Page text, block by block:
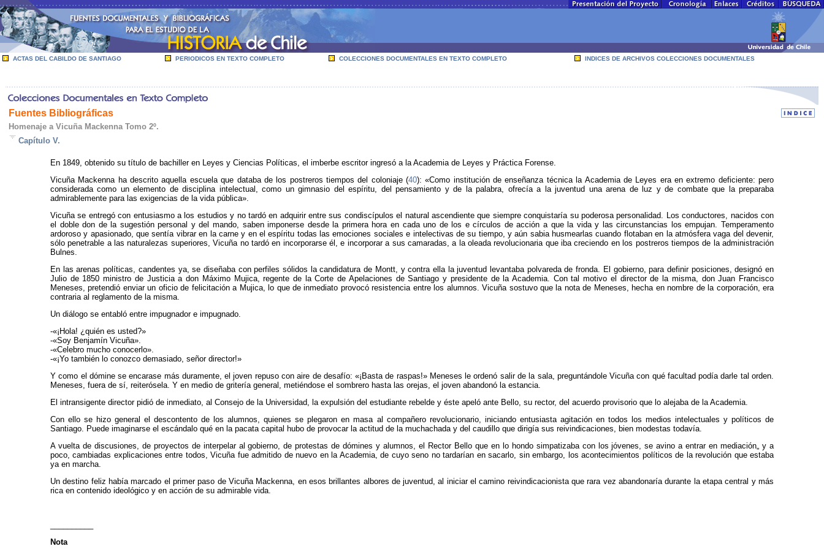
ACTAS DEL CABILDO DE SANTIAGO PERIODICOS EN TEXTO COMPLETO COLECCIONES DOCUMENTALES EN TEXTO COMPLETO INDICES DE ARCHIVOS COLECCIONES DOCUMENTALES
Fuentes Bibliográficas
Homenaje a Vicuña Mackenna Tomo 2º.
Capítulo V.
En 1849, obtenido su título de bachiller en Leyes y Ciencias Políticas, el imberbe escritor ingresó a la Academia de Leyes y Práctica Forense.
Vicuña Mackenna ha descrito aquella escuela que databa de los postreros tiempos del coloniaje (40): «Como institución de enseñanza técnica la Academia de Leyes era en extremo deficiente: pero
considerada como un elemento de disciplina intelectual, como un gimnasio del espíritu, del pensamiento y de la palabra, ofrecía a la juventud una arena de luz y de combate que la preparaba
admirablemente para las exigencias de la vida pública».
Vicuña se entregó con entusiasmo a los estudios y no tardó en adquirir entre sus condiscípulos el natural ascendiente que siempre conquistaría su poderosa personalidad. Los conductores, nacidos con
el doble don de la sugestión personal y del mando, saben imponerse desde la primera hora en cada uno de los e círculos de acción a que la vida y las circunstancias los empujan. Temperamento
ardoroso y apasionado, que sentía vibrar en la carne y en el espíritu todas las emociones sociales e intelectivas de su tiempo, y aún sabia husmearlas cuando flotaban en la atmósfera vaga del devenir,
sólo penetrable a las naturalezas superiores, Vicuña no tardó en incorporarse él, e incorporar a sus camaradas, a la oleada revolucionaria que iba creciendo en los postreros tiempos de la administración
Bulnes.
En las arenas políticas, candentes ya, se diseñaba con perfiles sólidos la candidatura de Montt, y contra ella la juventud levantaba polvareda de fronda. El gobierno, para definir posiciones, designó en
Julio de 1850 ministro de Justicia a don Máximo Mujica, regente de la Corte de Apelaciones de Santiago y presidente de la Academia. Con tal motivo el director de la misma, don Juan Francisco
Meneses, pretendió enviar un oficio de felicitación a Mujica, lo que de inmediato provocó resistencia entre los alumnos. Vicuña sostuvo que la nota de Meneses, hecha en nombre de la corporación, era
contraria al reglamento de la misma.
Un diálogo se entabló entre impugnador e impugnado.
-«¡Hola! ¿quién es usted?»
-«Soy Benjamín Vicuña».
-«Celebro mucho conocerlo».
-«¡Yo también lo conozco demasiado, señor director!»
Y como el dómine se encarase más duramente, el joven repuso con aire de desafío: «¡Basta de raspas!» Meneses le ordenó salir de la sala, preguntándole Vicuña con qué facultad podía darle tal orden.
Meneses, fuera de sí, reiterósela. Y en medio de gritería general, metiéndose el sombrero hasta las orejas, el joven abandonó la estancia.
El intransigente director pidió de inmediato, al Consejo de la Universidad, la expulsión del estudiante rebelde y éste apeló ante Bello, su rector, del acuerdo provisorio que lo alejaba de la Academia.
Con ello se hizo general el descontento de los alumnos, quienes se plegaron en masa al compañero revolucionario, iniciando entusiasta agitación en todos los medios intelectuales y políticos de
Santiago. Puede imaginarse el escándalo qué en la pacata capital hubo de provocar la actitud de la muchachada y del caudillo que dirigía sus reivindicaciones, bien modestas todavía.
A vuelta de discusiones, de proyectos de interpelar al gobierno, de protestas de dómines y alumnos, el Rector Bello que en lo hondo simpatizaba con los jóvenes, se avino a entrar en mediación„ y a
poco, cambiadas explicaciones entre todos, Vicuña fue admitido de nuevo en la Academia, de cuyo seno no tardarían en sacarlo, sin embargo, los acontecimientos políticos de la revolución que estaba
ya en marcha.
Un destino feliz había marcado el primer paso de Vicuña Mackenna, en esos brillantes albores de juventud, al iniciar el camino reivindicacionista que rara vez abandonaría durante la etapa central y más
rica en contenido ideológico y en acción de su admirable vida.
Nota